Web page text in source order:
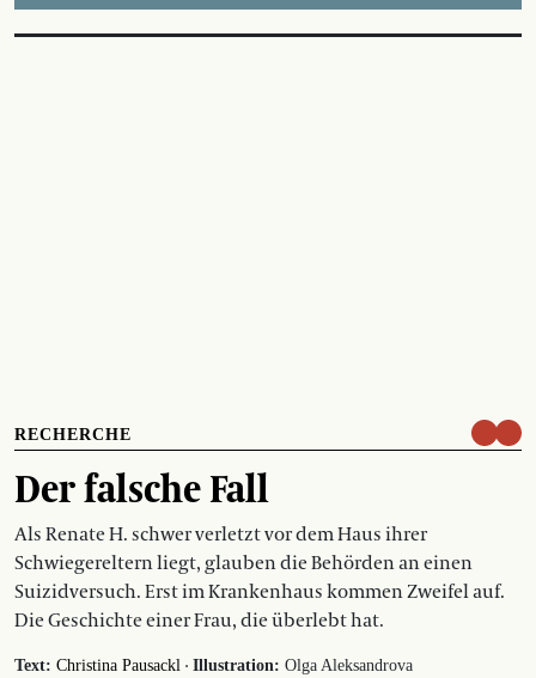
RECHERCHE
Der falsche Fall
Als Renate H. schwer verletzt vor dem Haus ihrer
Schwiegereltern liegt, glauben die Behörden an einen
Suizidversuch. Erst im Krankenhaus kommen Zweifel auf.
Die Geschichte einer Frau, die überlebt hat.
Text: Christina Pausackl · Illustration: Olga Aleksandrova